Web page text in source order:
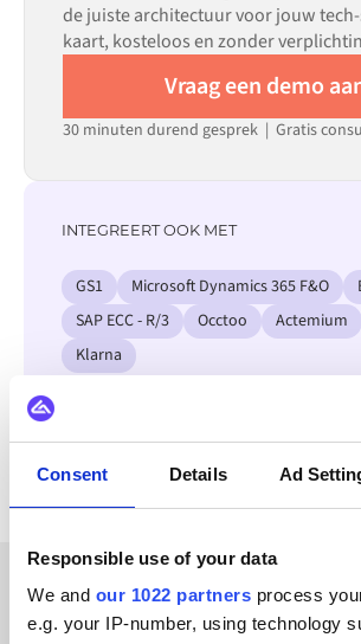
Consent Details Ad
Responsible use of your data
We and our 1022 partners process
e.g. your IP-number, using technology
de juiste architectuur voor jouw
kaart, kosteloos en zonder
Vraag een demo
30 minuten durend gesprek | Gratis
INTEGREERT OOK MET
GS1 Microsoft Dynamics 365 F&O
SAP ECC - R/3
Occtoo Actemium
Klarna
KLANTVERHALEN